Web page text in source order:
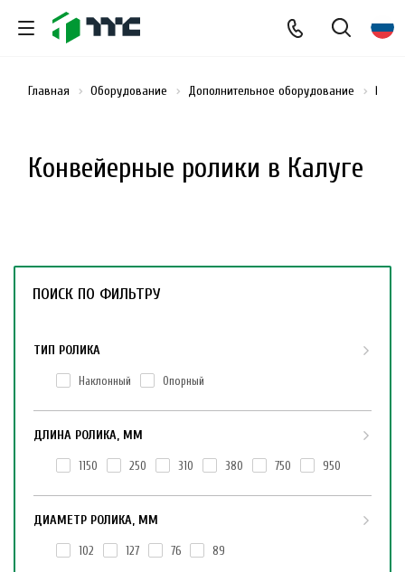
Конвейерные ролики в Калуге
Главная Оборудование Дополнительное оборудование
ПОИСК ПО ФИЛЬТРУ
ТИП РОЛИКА
Наклонный Опорный
ДЛИНА РОЛИКА, ММ
1150 250 310 380 750 950
ДИАМЕТР РОЛИКА, ММ
102 127 76 89